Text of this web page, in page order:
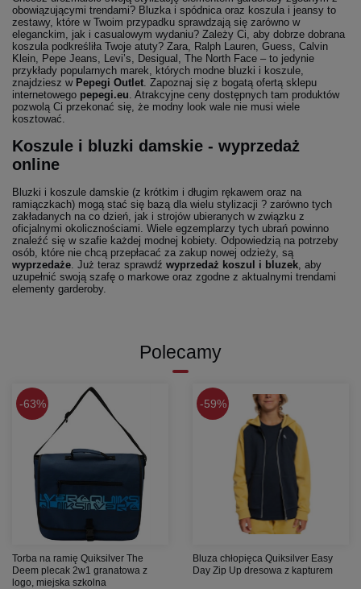
obowiązującymi trendami? Bluzka i spódnica oraz koszula i jeansy to
zestawy, które w Twoim przypadku sprawdzają się zarówno w
eleganckim, jak i casualowym wydaniu? Zależy Ci, aby dobrze dobrana
koszula podkreśliła Twoje atuty? Zara, Ralph Lauren, Guess, Calvin
Klein, Pepe Jeans, Levi’s, Desigual, The North Face – to jedynie
przykłady popularnych marek, których modne bluzki i koszule,
znajdziesz w Pepegi Outlet . Zapoznaj się z bogatą ofertą sklepu
internetowego pepegi.eu . Atrakcyjne ceny dostępnych tam produktów
pozwolą Ci przekonać się, że modny look wale nie musi wiele
kosztować.
Koszule i bluzki damskie - wyprzedaż
online
Bluzki i koszule damskie (z krótkim i długim rękawem oraz na
ramiączkach) mogą stać się bazą dla wielu stylizacji ? zarówno tych
zakładanych na co dzień, jak i strojów ubieranych w związku z
oficjalnymi okolicznościami. Wiele egzemplarzy tych ubrań powinno
znaleźć się w szafie każdej modnej kobiety. Odpowiedzią na potrzeby
osób, które nie chcą przepłacać za zakup nowej odzieży, są
wyprzedaże . Już teraz sprawdź wyprzedaż koszul i bluzek , aby
uzupełnić swoją szafę o markowe oraz zgodne z aktualnymi trendami
elementy garderoby.
Polecamy
63%
Torba na ramię Quiksilver The
Deem plecak 2w1 granatowa z
logo, miejska szkolna
59%
Bluza chłopięca Quiksilver Easy
Day Zip Up dresowa z kapturem